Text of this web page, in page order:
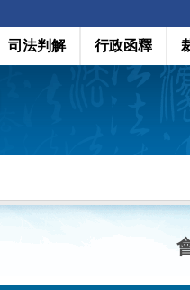
司法判解 行政函釋